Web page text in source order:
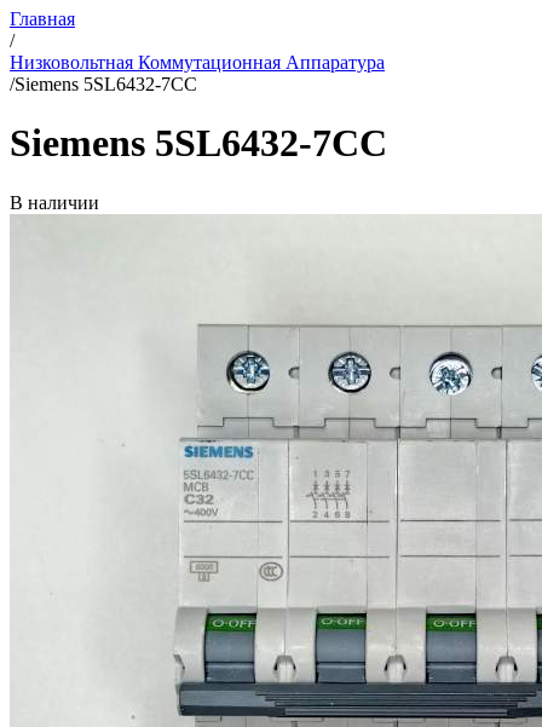
Главная
/
Низковольтная Коммутационная Аппаратура
/Siemens 5SL6432-7CC
Siemens 5SL6432-7CC
В наличии